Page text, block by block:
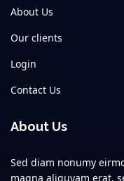
About Us
Our clients
Login
Contact Us
About Us
Sed diam nonumy
magna aliquyam erat,